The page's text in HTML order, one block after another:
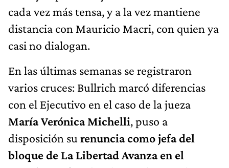
cada vez más tensa, y a la vez mantiene
distancia con Mauricio Macri, con quien ya
casi no dialogan.
En las últimas semanas se registraron
varios cruces: Bullrich marcó diferencias
con el Ejecutivo en el caso de la jueza
María Verónica Michelli, puso a
disposición su renuncia como jefa del
bloque de La Libertad Avanza en el